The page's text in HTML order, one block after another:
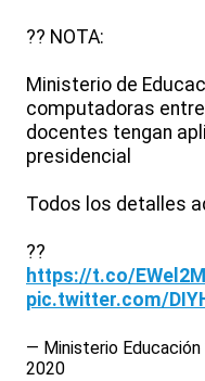
?? NOTA:
Ministerio de
computadoras
docentes tengan
presidencial
Todos los detalles
??
https://t.co/
pic.twitter.com/
— Ministerio Educación
2020